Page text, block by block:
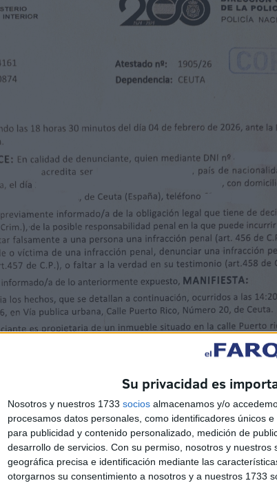
Su privacidad es
Nosotros y nuestros 1733 socios almacenamos y/o
procesamos datos personales, como identificadores únicos
para publicidad y contenido personalizado, medición de
desarrollo de servicios. Con su permiso, nosotros y nuestros
geográfica precisa e identificación mediante las
otorgarnos su consentimiento a nosotros y a nuestros 1733